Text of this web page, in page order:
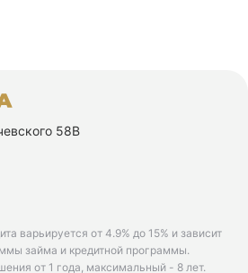
58В
варьируется от 4.9% до 15% и зависит
займа и кредитной программы.
от 1 года, максимальный - 8 лет.